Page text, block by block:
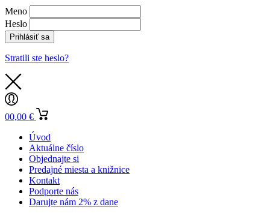
Meno
Heslo
Prihlásiť sa
Stratili ste heslo?
00,00 €
Úvod
Aktuálne číslo
Objednajte si
Predajné miesta a knižnice
Kontakt
Podporte nás
Darujte nám 2% z dane